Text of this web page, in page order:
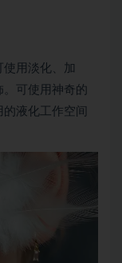
用淡化、加
可使用神奇的
液化工作空间